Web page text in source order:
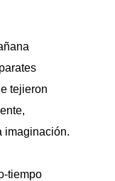
tejieron
imaginación.
tiempo